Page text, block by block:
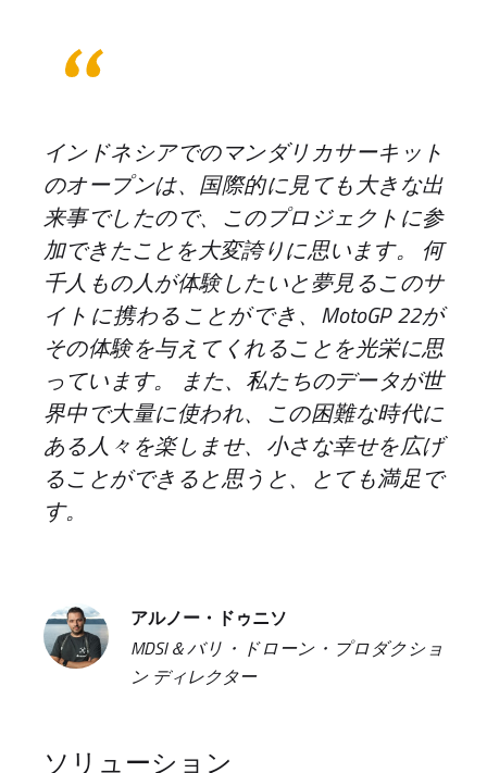
インドネシアでのマンダリカサーキット
のオープンは、国際的に見ても大きな出
来事でしたので、このプロジェクトに参
加できたことを大変誇りに思います。 何
千人もの人が体験したいと夢見るこのサ
イトに携わることができ、MotoGP 22が
その体験を与えてくれることを光栄に思
っています。 また、私たちのデータが世
界中で大量に使われ、この困難な時代に
ある人々を楽しませ、小さな幸せを広げ
ることができると思うと、とても満足で
す。
アルノー・ドゥニソ
MDSI＆バリ・ドローン・プロダクショ
ン ディレクター
ソリューション